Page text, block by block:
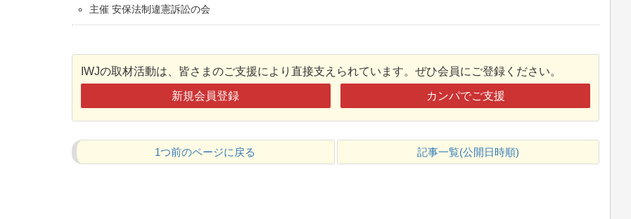
主催 安保法制違憲訴訟の会
IWJの取材活動は、皆さまのご支援により直接支えられています。ぜひ会員にご登録ください。
新規会員登録 カンパでご支援
1つ前のページに戻る 記事一覧(公開日時順)